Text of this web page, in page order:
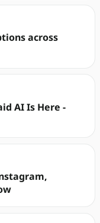
across
AI Is Here -